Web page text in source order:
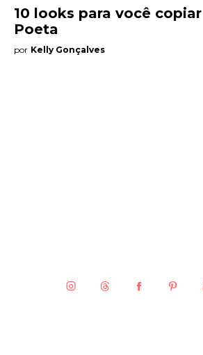
10 looks para você
Poeta
por Kelly Gonçalves